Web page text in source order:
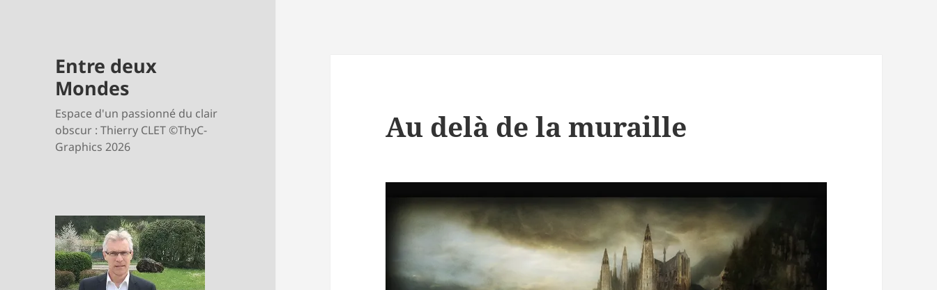
Entre deux
Mondes
Espace d'un passionné du clair
obscur : Thierry CLET ©ThyC-
Graphics 2026
Au delà de la muraille